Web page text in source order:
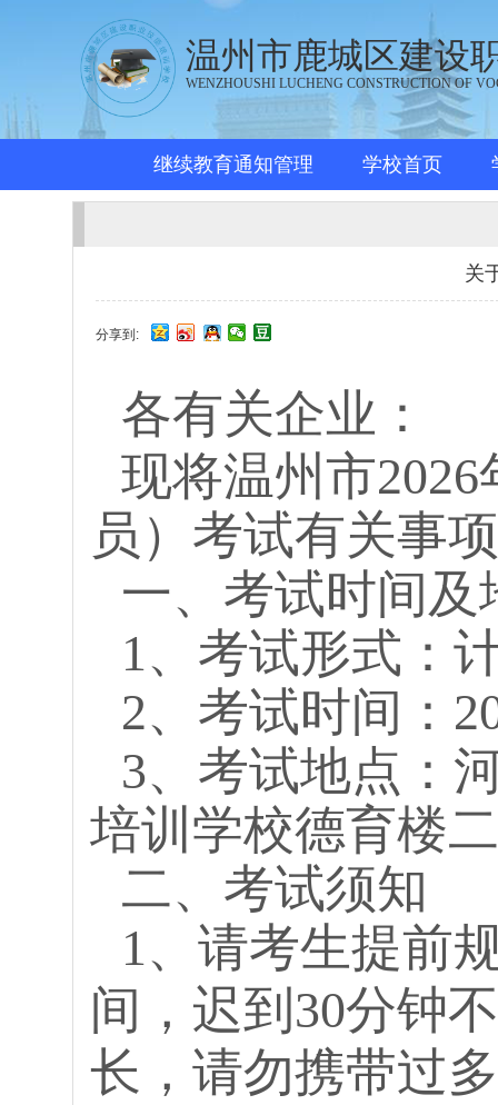
温州市鹿城区建设
WENZHOUSHI LUCHENG CONSTRUCTION OF
继续教育通知管理 学校首页
关
分享到:
各有关企业：
现将温州市2026
员）考试有关事
一、考试时间及
1、考试形式：
2、考试时间：
3、考试地点：
培训学校德育楼
二、考试须知
1、请考生提前
间，迟到30分钟
长，请勿携带过